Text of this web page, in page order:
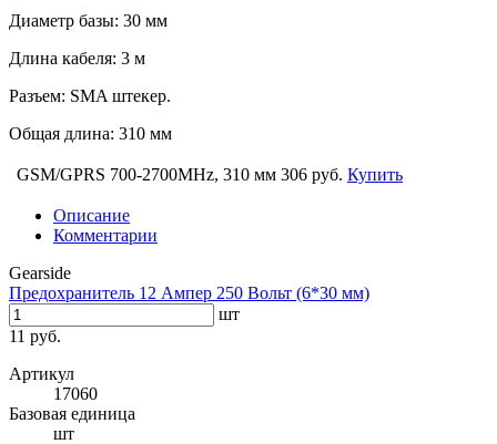
Диаметр базы: 30 мм
Длина кабеля: 3 м
Разъем: SMA штекер.
Общая длина: 310 мм
GSM/GPRS 700-2700MHz, 310 мм 306 руб. Купить
Описание
Комментарии
Gearside
Предохранитель 12 Ампер 250 Вольт (6*30 мм)
шт
11 руб.
Артикул
17060
Базовая единица
шт